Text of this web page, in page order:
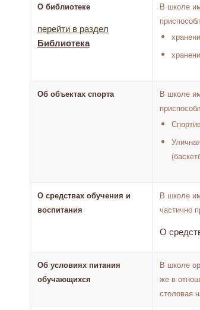
О библиотеке
перейти в раздел
Библиотека
В школе
Об объектах спорта
В школе
О средствах обучения и
воспитания
В школе
частично
О
Об условиях питания
обучающихся
В школе
же в
столовая